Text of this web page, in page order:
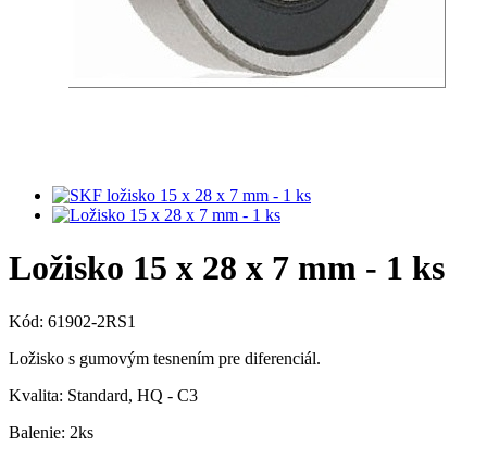
Ložisko 15 x 28 x 7 mm - 1 ks
Kód: 61902-2RS1
Ložisko s gumovým tesnením pre diferenciál.
Kvalita: Standard, HQ - C3
Balenie: 2ks